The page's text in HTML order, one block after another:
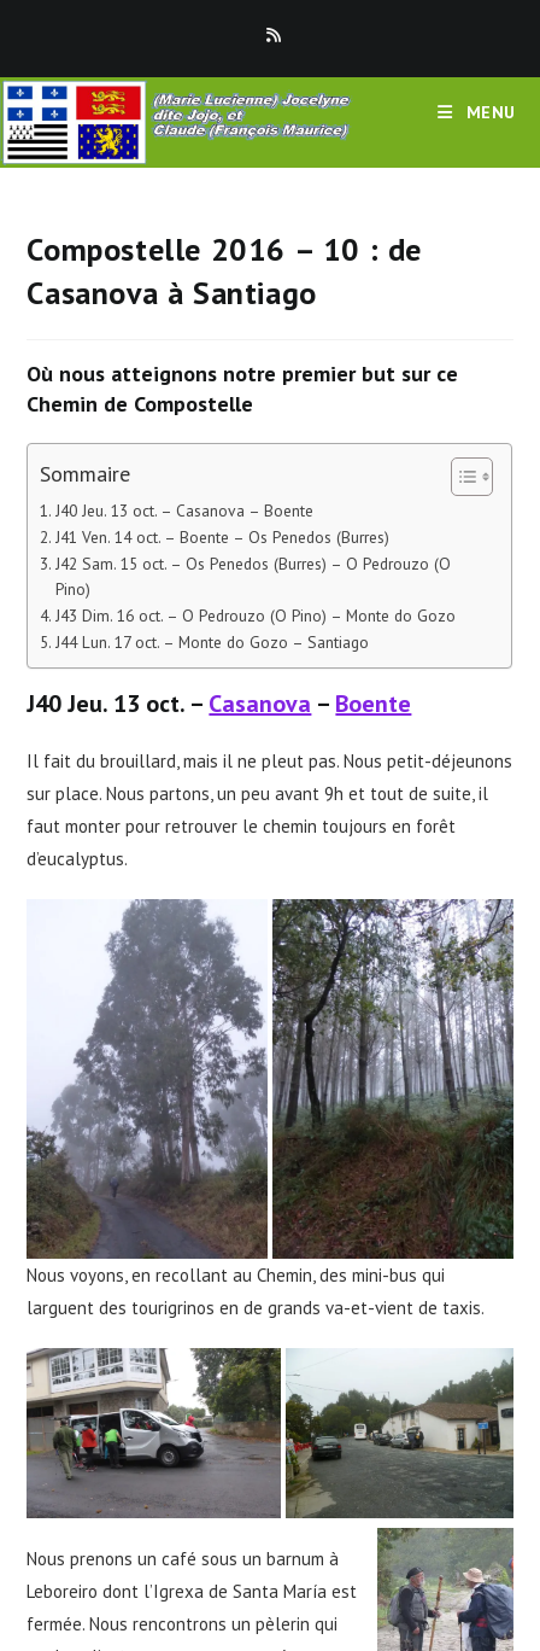
content
MENU
Compostelle 2016 – 10 : de
Casanova à Santiago
Où nous atteignons notre premier but sur ce
Chemin de Compostelle
Sommaire
J40 Jeu. 13 oct. – Casanova – Boente
J41 Ven. 14 oct. – Boente – Os Penedos (Burres)
J42 Sam. 15 oct. – Os Penedos (Burres) – O Pedrouzo (O
Pino)
J43 Dim. 16 oct. – O Pedrouzo (O Pino) – Monte do Gozo
J44 Lun. 17 oct. – Monte do Gozo – Santiago
J40 Jeu. 13 oct. – Casanova – Boente
Il fait du brouillard, mais il ne pleut pas. Nous petit-déjeunons
sur place. Nous partons, un peu avant 9h et tout de suite, il
faut monter pour retrouver le chemin toujours en forêt
d’eucalyptus.
Nous voyons, en recollant au Chemin, des mini-bus qui
larguent des tourigrinos en de grands va-et-vient de taxis.
Nous prenons un café sous un barnum à
Leboreiro dont l’Igrexa de Santa María est
fermée. Nous rencontrons un pèlerin qui